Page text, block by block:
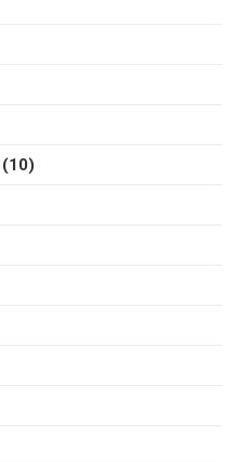
(10)